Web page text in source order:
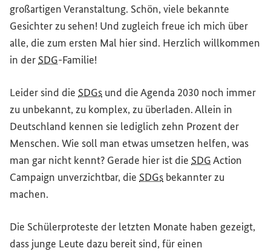
großartigen Veranstaltung. Schön, viele bekannte
Gesichter zu sehen! Und zugleich freue ich mich über
alle, die zum ersten Mal hier sind. Herzlich willkommen
in der SDG-Familie!
Leider sind die SDGs und die Agenda 2030 noch immer
zu unbekannt, zu komplex, zu überladen. Allein in
Deutschland kennen sie lediglich zehn Prozent der
Menschen. Wie soll man etwas umsetzen helfen, was
man gar nicht kennt? Gerade hier ist die SDGAction
Campaign unverzichtbar, die SDGs bekannter zu
machen.
Die Schülerproteste der letzten Monate haben gezeigt,
dass junge Leute dazu bereit sind, für einen